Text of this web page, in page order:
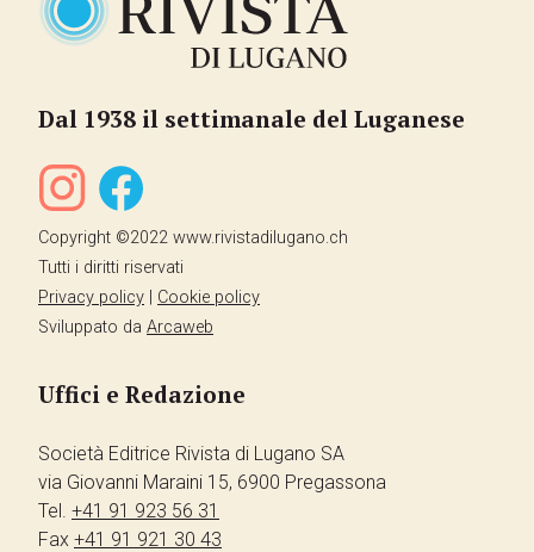
Dal 1938 il settimanale del Luganese
Copyright ©2022 www.rivistadilugano.ch
Tutti i diritti riservati
Privacy policy
Cookie policy
Sviluppato da Arcaweb
Uffici e Redazione
Società Editrice Rivista di Lugano SA
via Giovanni Maraini 15, 6900 Pregassona
Tel. +41 91 923 56 31
Fax +41 91 921 30 43